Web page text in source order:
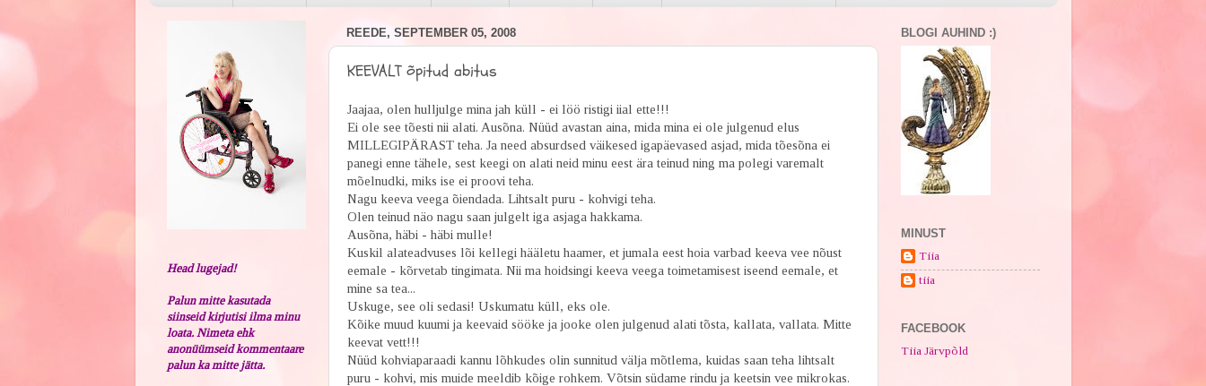
REEDE, SEPTEMBER 05, 2008
KEEVALT õpitud abitus
Jaajaa, olen hulljulge mina jah küll - ei löö ristigi iial ette!!!
Ei ole see tõesti nii alati. Ausõna. Nüüd avastan aina, mida mina ei ole julgenud elus
MILLEGIPÄRAST teha. Ja need absurdsed väikesed igapäevased asjad, mida tõesõna ei
panegi enne tähele, sest keegi on alati neid minu eest ära teinud ning ma polegi varemalt
mõelnudki, miks ise ei proovi teha.
Nagu keeva veega õiendada. Lihtsalt puru - kohvigi teha.
Olen teinud näo nagu saan julgelt iga asjaga hakkama.
Ausõna, häbi - häbi mulle!
Kuskil alateadvuses lõi kellegi hääletu haamer, et jumala eest hoia varbad keeva vee nõust
eemale - kõrvetab tingimata. Nii ma hoidsingi keeva veega toimetamisest iseend eemale, et
mine sa tea...
Uskuge, see oli sedasi! Uskumatu küll, eks ole.
Kõike muud kuumi ja keevaid sööke ja jooke olen julgenud alati tõsta, kallata, vallata. Mitte
keevat vett!!!
Nüüd kohviaparaadi kannu lõhkudes olin sunnitud välja mõtlema, kuidas saan teha lihtsalt
puru - kohvi, mis muide meeldib kõige rohkem. Võtsin südame rindu ja keetsin vee mikrokas.
Head lugejad!
Palun mitte kasutada
siinseid kirjutisi ilma minu
loata. Nimeta ehk
anonüümseid kommentaare
palun ka mitte jätta.
BLOGI AUHIND :)
MINUST
Tiia
tiia
FACEBOOK
Tiia Järvpõld